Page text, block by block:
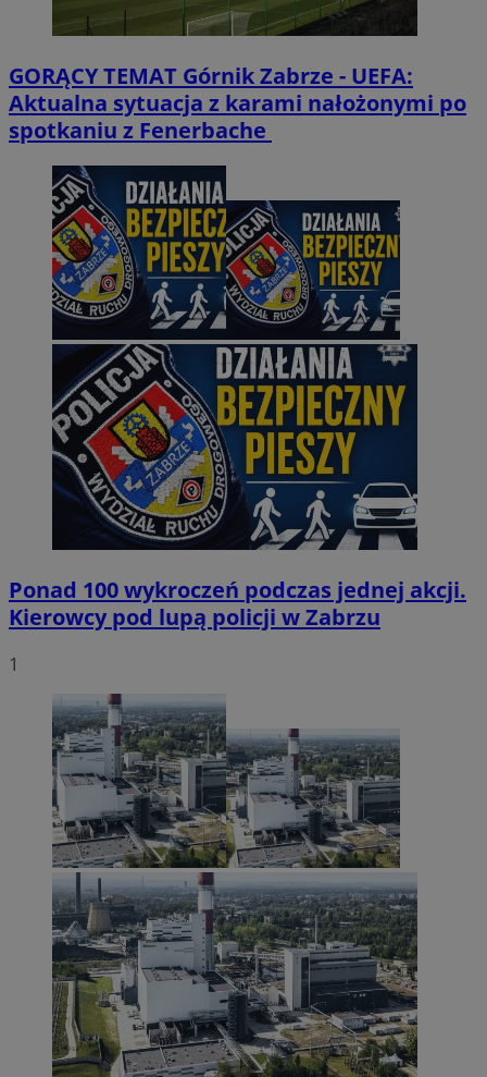
GORĄCY TEMAT Górnik Zabrze - UEFA:
Aktualna sytuacja z karami nałożonymi po
spotkaniu z Fenerbache
Ponad 100 wykroczeń podczas jednej akcji.
Kierowcy pod lupą policji w Zabrzu
1